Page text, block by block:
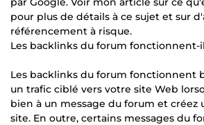
pour plus de détails à ce sujet et sur
référencement à risque.
Les backlinks du forum fonctionnent-
Les backlinks du forum fonctionnent
un trafic ciblé vers votre site Web
bien à un message du forum et créez
site. En outre, certains messages du